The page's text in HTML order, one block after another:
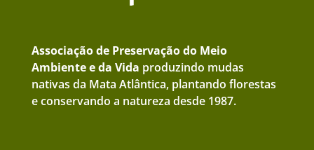
Associação de Preservação do Meio
Ambiente e da Vida produzindo mudas
nativas da Mata Atlântica, plantando florestas
e conservando a natureza desde 1987.